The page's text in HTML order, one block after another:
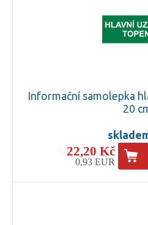
Informační samolepka
20
22,20 Kč
0,93 EUR